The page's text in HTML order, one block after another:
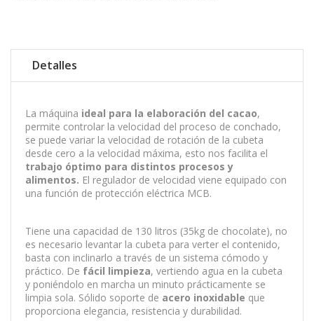
Detalles
La máquina ideal para la elaboración del cacao,
permite controlar la velocidad del proceso de conchado,
se puede variar la velocidad de rotación de la cubeta
desde cero a la velocidad máxima, esto nos facilita el
trabajo óptimo para distintos procesos y
alimentos. El regulador de velocidad viene equipado con
una función de protección eléctrica MCB.
Tiene una capacidad de 130 litros (35kg de chocolate), no
es necesario levantar la cubeta para verter el contenido,
basta con inclinarlo a través de un sistema cómodo y
práctico. De fácil limpieza, vertiendo agua en la cubeta
y poniéndolo en marcha un minuto prácticamente se
limpia sola. Sólido soporte de acero inoxidable que
proporciona elegancia, resistencia y durabilidad.